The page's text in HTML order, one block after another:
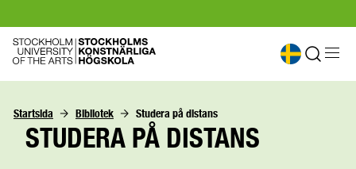
Startsida Bibliotek Studera på distans
STUDERA PÅ DISTANS